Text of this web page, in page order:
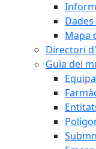
Mapa
Directori
Guia del